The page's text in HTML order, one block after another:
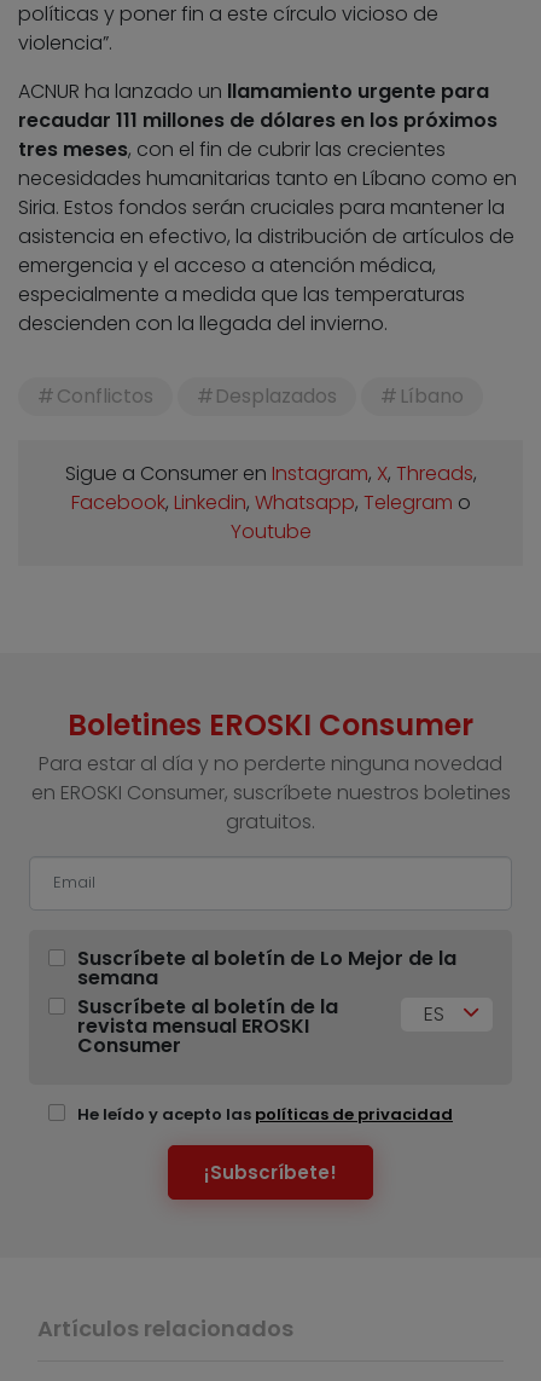
políticas y poner fin a este círculo vicioso de
violencia”.
ACNUR ha lanzado un llamamiento urgente para
recaudar 111 millones de dólares en los próximos
tres meses, con el fin de cubrir las crecientes
necesidades humanitarias tanto en Líbano como en
Siria. Estos fondos serán cruciales para mantener la
asistencia en efectivo, la distribución de artículos de
emergencia y el acceso a atención médica,
especialmente a medida que las temperaturas
descienden con la llegada del invierno.
Conflictos Desplazados Líbano
Sigue a Consumer en Instagram, X, Threads,
Facebook, Linkedin, Whatsapp, Telegram o
Youtube
Boletines EROSKI Consumer
Para estar al día y no perderte ninguna novedad
en EROSKI Consumer, suscríbete nuestros boletines
gratuitos.
Suscríbete al boletín de Lo Mejor de la
semana
Suscríbete al boletín de la
revista mensual EROSKI
Consumer
ES
He leído y acepto las políticas de privacidad
¡Subscríbete!
Artículos relacionados